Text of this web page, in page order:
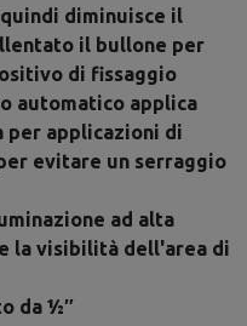
diminuisce il
il bullone per
di fissaggio
automatico applica
per applicazioni di
evitare un serraggio
ad alta
la visibilità dell'area di
da ½″